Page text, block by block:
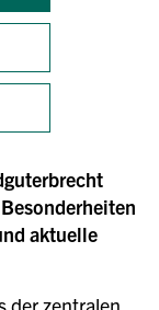
aktuelle
der zentralen